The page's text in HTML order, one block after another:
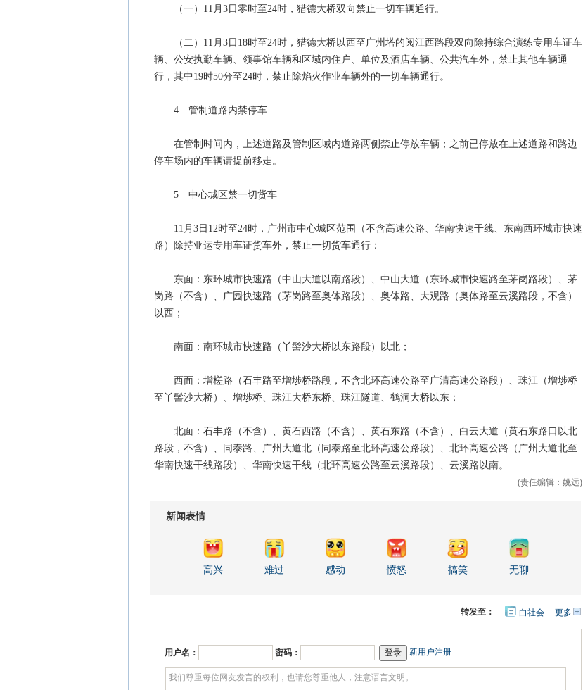
（一）11月3日零时至24时，猎德大桥双向禁止一切车辆通行。
（二）11月3日18时至24时，猎德大桥以西至广州塔的阅江西路段双向除持综合演练专用车证车
辆、公安执勤车辆、领事馆车辆和区域内住户、单位及酒店车辆、公共汽车外，禁止其他车辆通
行，其中19时50分至24时，禁止除焰火作业车辆外的一切车辆通行。
4 管制道路内禁停车
在管制时间内，上述道路及管制区域内道路两侧禁止停放车辆；之前已停放在上述道路和路边
停车场内的车辆请提前移走。
5 中心城区禁一切货车
11月3日12时至24时，广州市中心城区范围（不含高速公路、华南快速干线、东南西环城市快速
路）除持亚运专用车证货车外，禁止一切货车通行：
东面：东环城市快速路（中山大道以南路段）、中山大道（东环城市快速路至茅岗路段）、茅
岗路（不含）、广园快速路（茅岗路至奥体路段）、奥体路、大观路（奥体路至云溪路段，不含）
以西；
南面：南环城市快速路（丫髻沙大桥以东路段）以北；
西面：增槎路（石丰路至增埗桥路段，不含北环高速公路至广清高速公路段）、珠江（增埗桥
至丫髻沙大桥）、增埗桥、珠江大桥东桥、珠江隧道、鹤洞大桥以东；
北面：石丰路（不含）、黄石西路（不含）、黄石东路（不含）、白云大道（黄石东路口以北
路段，不含）、同泰路、广州大道北（同泰路至北环高速公路段）、北环高速公路（广州大道北至
华南快速干线路段）、华南快速干线（北环高速公路至云溪路段）、云溪路以南。
(责任编辑：姚远)
新闻表情
高兴 难过 感动 愤怒 搞笑 无聊
更多开
转发至： 白社会
用户名： 密码： 新用户注册